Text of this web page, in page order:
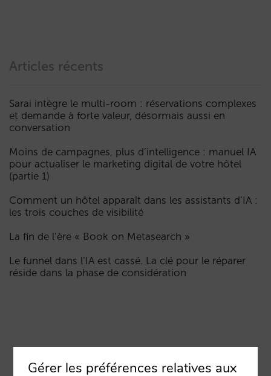
Articles récents
Sarai intègre le multi-room : réservations complexes
et demande à forte valeur, désormais aussi en
conversation
Moins de campagnes, plus d’intelligence : manuel IA
pour actualiser le marketing digital de votre hôtel
(partie 1)
Comment un hôtel apparaît dans les assistants d’IA :
les trois couches de visibilité
La fin de l’ère « Book on Metasearch »
Le funnel dans l’IA est cassé. La clé pour le réparer
réside dans la phase de considération
Gérer les préférences relatives aux